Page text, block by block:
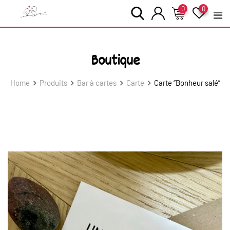
0
0
Boutique
Home Produits Bar à cartes Carte Carte “Bonheur salé”